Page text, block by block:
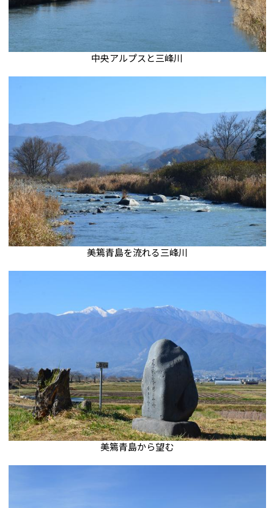
中央アルプスと三峰川
美篶青島を流れる三峰川
美篶青島から望む